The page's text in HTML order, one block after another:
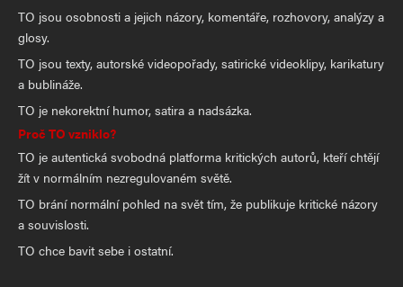
TO jsou osobnosti a jejich názory, komentáře, rozhovory, analýzy a
glosy.
TO jsou texty, autorské videopořady, satirické videoklipy, karikatury
a bublináže.
TO je nekorektní humor, satira a nadsázka.
Proč TO vzniklo?
TO je autentická svobodná platforma kritických autorů, kteří chtějí
žít v normálním nezregulovaném světě.
TO brání normální pohled na svět tím, že publikuje kritické názory
a souvislosti.
TO chce bavit sebe i ostatní.